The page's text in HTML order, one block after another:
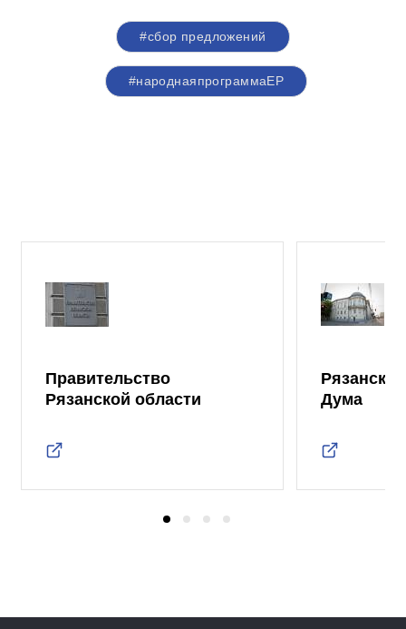
#сбор предложений
#народнаяпрограммаЕР
Правительство
Рязанской области
Дума